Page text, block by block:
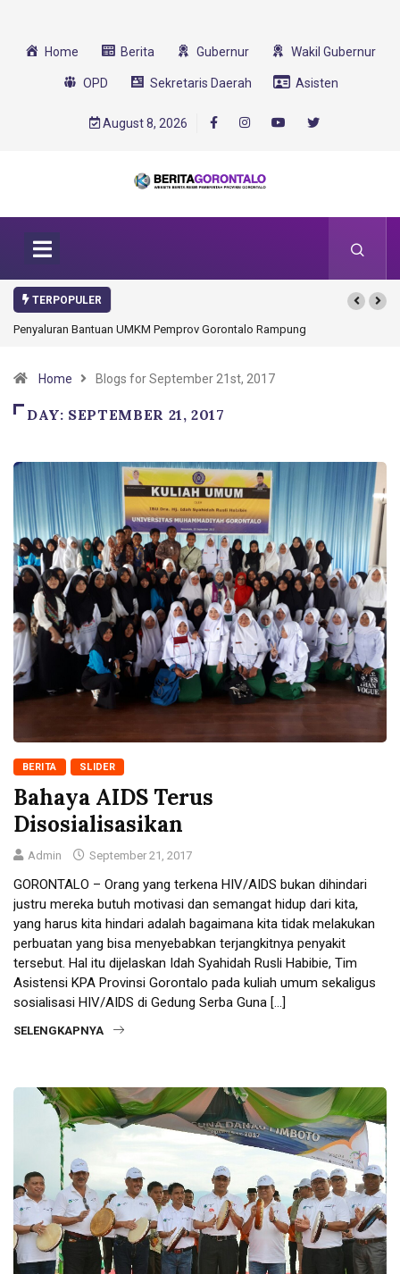
Home Berita Gubernur Wakil Gubernur
OPD Sekretaris Daerah Asisten
August 8, 2026
TERPOPULER
Gorontalo Ikut Dukung Program SMA Unggul Garuda
Home Blogs for September 21st, 2017
DAY: SEPTEMBER 21, 2017
BERITA SLIDER
Bahaya AIDS Terus
Disosialisasikan
Admin September 21, 2017
GORONTALO – Orang yang terkena HIV/AIDS bukan dihindari
justru mereka butuh motivasi dan semangat hidup dari kita,
yang harus kita hindari adalah bagaimana kita tidak melakukan
perbuatan yang bisa menyebabkan terjangkitnya penyakit
tersebut. Hal itu dijelaskan Idah Syahidah Rusli Habibie, Tim
Asistensi KPA Provinsi Gorontalo pada kuliah umum sekaligus
sosialisasi HIV/AIDS di Gedung Serba Guna […]
SELENGKAPNYA